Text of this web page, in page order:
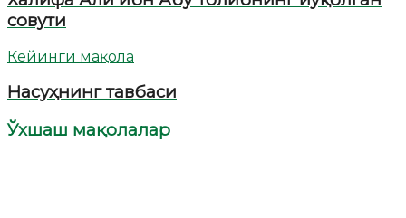
совути
Кейинги мақола
Насуҳнинг тавбаси
Ўхшаш мақолалар